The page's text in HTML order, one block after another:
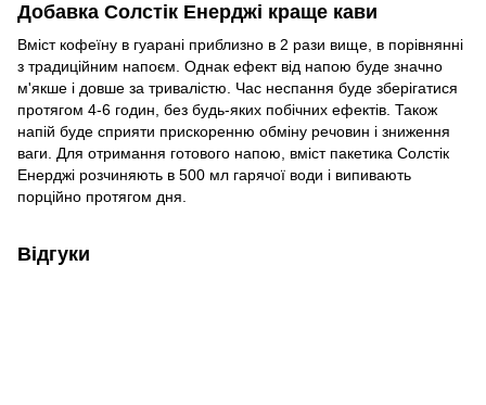
Добавка Солстік Енерджі краще кави
Вміст кофеїну в гуарані приблизно в 2 рази вище, в порівнянні
з традиційним напоєм. Однак ефект від напою буде значно
м'якше і довше за тривалістю. Час неспання буде зберігатися
протягом 4-6 годин, без будь-яких побічних ефектів. Також
напій буде сприяти прискоренню обміну речовин і зниження
ваги. Для отримання готового напою, вміст пакетика Солстік
Енерджі розчиняють в 500 мл гарячої води і випивають
порційно протягом дня.
Відгуки